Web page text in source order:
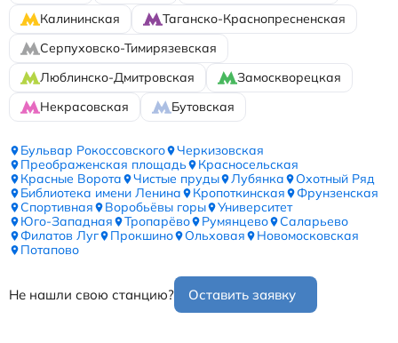
Калининская
Таганско-Краснопресненская
Серпуховско-Тимирязевская
Люблинско-Дмитровская
Замоскворецкая
Некрасовская
Бутовская
Бульвар Рокоссовского
Черкизовская
Преображенская площадь
Красносельская
Красные Ворота
Чистые пруды Лубянка
Охотный Ряд
Библиотека имени Ленина
Кропоткинская
Фрунзенская
Спортивная
Воробьёвы горы
Университет
Юго-Западная
Тропарёво Румянцево
Саларьево
Филатов Луг
Прокшино Ольховая
Новомосковская
Потапово
Не нашли свою станцию? Оставить заявку